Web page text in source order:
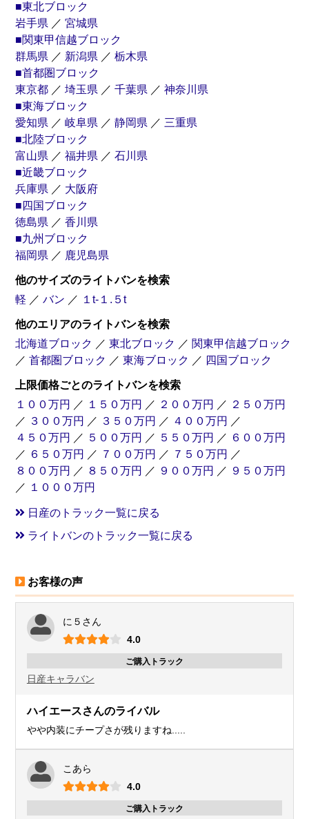
■東北ブロック
岩手県 ／ 宮城県
■関東甲信越ブロック
群馬県 ／ 新潟県 ／ 栃木県
■首都圏ブロック
東京都 ／ 埼玉県 ／ 千葉県 ／ 神奈川県
■東海ブロック
愛知県 ／ 岐阜県 ／ 静岡県 ／ 三重県
■北陸ブロック
富山県 ／ 福井県 ／ 石川県
■近畿ブロック
兵庫県 ／ 大阪府
■四国ブロック
徳島県 ／ 香川県
■九州ブロック
福岡県 ／ 鹿児島県
他のサイズのライトバンを検索
軽 ／ バン ／ １t-１.５t
他のエリアのライトバンを検索
北海道ブロック ／ 東北ブロック ／ 関東甲信越ブロック
／ 首都圏ブロック ／ 東海ブロック ／ 四国ブロック
上限価格ごとのライトバンを検索
１００万円 ／ １５０万円 ／ ２００万円 ／ ２５０万円
／ ３００万円 ／ ３５０万円 ／ ４００万円 ／
４５０万円 ／ ５００万円 ／ ５５０万円 ／ ６００万円
／ ６５０万円 ／ ７００万円 ／ ７５０万円 ／
８００万円 ／ ８５０万円 ／ ９００万円 ／ ９５０万円
／ １０００万円
日産のトラック一覧に戻る
ライトバンのトラック一覧に戻る
お客様の声
に５さん
4.0
ご購入トラック
日産キャラバン
ハイエースさんのライバル
やや内装にチープさが残りますね.....
こあら
4.0
ご購入トラック